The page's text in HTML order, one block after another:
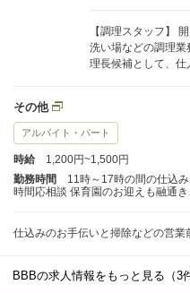
【調理スタッフ】 開店前の仕込み、料理の調理、盛り付け、
洗い場などの調理業務全般
理長候補として、
その他
アルバイト・パート
時給
1,200円~1,500円
勤務時間
11時～17時の間の仕込
時間応相談 保育園のお迎えも融通
仕込みのお手伝いと掃除などの営業
BBBの求人情報をもっと見る（3